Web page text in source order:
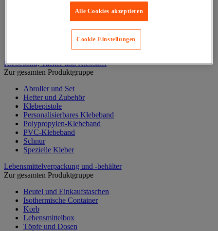
Palettenbox Karton
Umschläge und Versandtasche
Versandbox und Rolle
Klebeband, Tacker und Klebstoff
Zur gesamten Produktgruppe
Abroller und Set
Hefter und Zubehör
Klebepistole
Personalisierbares Klebeband
Polypropylen-Klebeband
PVC-Klebeband
Schnur
Spezielle Kleber
Lebensmittelverpackung und -behälter
Zur gesamten Produktgruppe
Beutel und Einkaufstaschen
Isothermische Container
Korb
Lebensmittelbox
Töpfe und Dosen
Alle Cookies akzeptieren
Cookie-Einstellungen